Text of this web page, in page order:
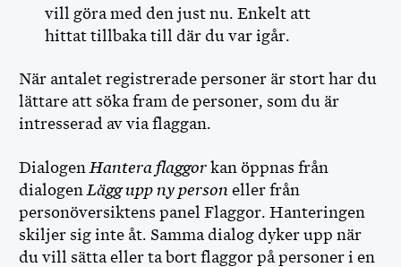
vill göra med den just nu. Enkelt att
hittat tillbaka till där du var igår.
När antalet registrerade personer är stort har du
lättare att söka fram de personer, som du är
intresserad av via flaggan.
DialogenHantera flaggor kan öppnas från
dialogenLägg upp ny person eller från
personöversiktens panel Flaggor. Hanteringen
skiljer sig inte åt. Samma dialog dyker upp när
du vill sätta eller ta bort flaggor på personer i en